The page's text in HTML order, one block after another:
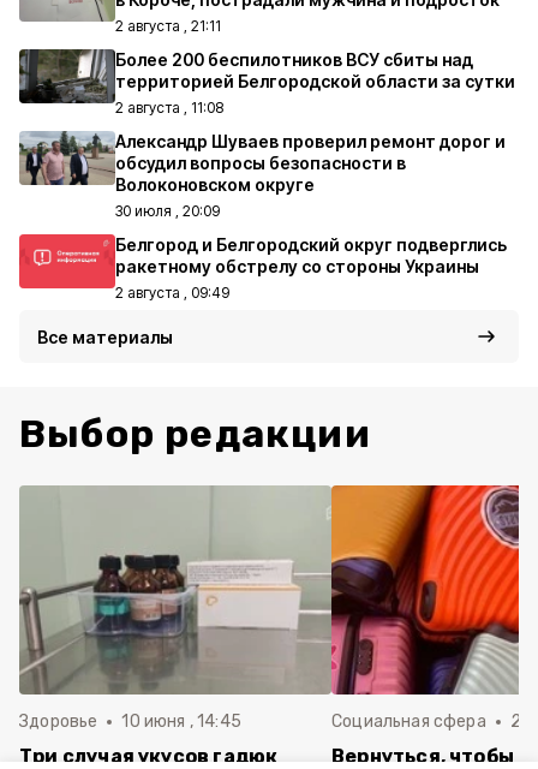
2 августа , 21:11
Более 200 беспилотников ВСУ сбиты над
территорией Белгородской области за сутки
2 августа , 11:08
Александр Шуваев проверил ремонт дорог и
обсудил вопросы безопасности в
Волоконовском округе
30 июля , 20:09
Белгород и Белгородский округ подверглись
ракетному обстрелу со стороны Украины
2 августа , 09:49
Все материалы
Выбор редакции
Здоровье 10 июня , 14:45
Три случая укусов гадюк
Социальная сфера 20
Вернуться, чтобы